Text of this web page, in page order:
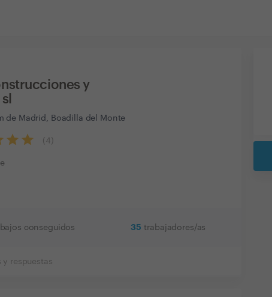
y
de Madrid, Boadilla del Monte
( 4
conseguidos 35 trabajadores/as
y respuestas